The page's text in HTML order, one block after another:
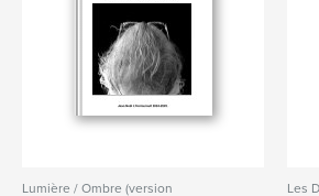
Lumière / Ombre (version Les